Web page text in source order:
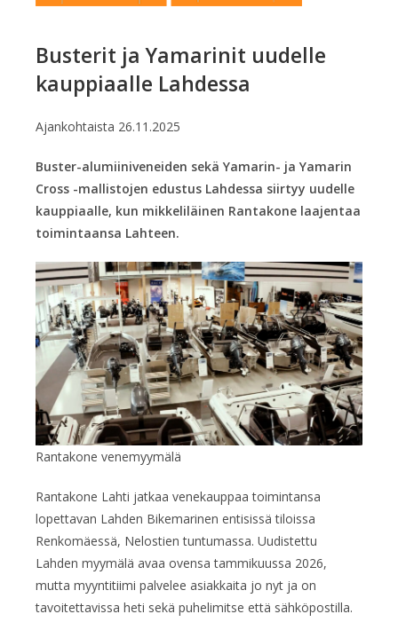
Busterit ja Yamarinit uudelle
kauppiaalle Lahdessa
Ajankohtaista 26.11.2025
Buster-alumiiniveneiden sekä Yamarin- ja Yamarin
Cross -mallistojen edustus Lahdessa siirtyy uudelle
kauppiaalle, kun mikkeliläinen Rantakone laajentaa
toimintaansa Lahteen.
Rantakone venemyymälä
Rantakone Lahti jatkaa venekauppaa toimintansa
lopettavan Lahden Bikemarinen entisissä tiloissa
Renkomäessä, Nelostien tuntumassa. Uudistettu
Lahden myymälä avaa ovensa tammikuussa 2026,
mutta myyntitiimi palvelee asiakkaita jo nyt ja on
tavoitettavissa heti sekä puhelimitse että sähköpostilla.